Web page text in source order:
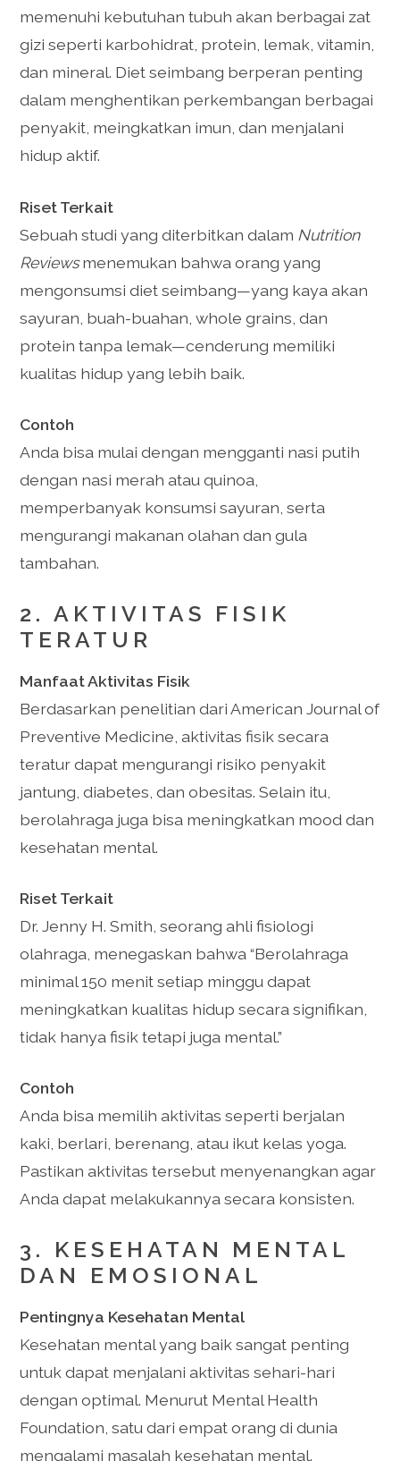
memenuhi kebutuhan tubuh akan berbagai zat
gizi seperti karbohidrat, protein, lemak, vitamin,
dan mineral. Diet seimbang berperan penting
dalam menghentikan perkembangan berbagai
penyakit, meingkatkan imun, dan menjalani
hidup aktif.
Riset Terkait
Sebuah studi yang diterbitkan dalam Nutrition
Reviewsmenemukan bahwa orang yang
mengonsumsi diet seimbang—yang kaya akan
sayuran, buah-buahan, whole grains, dan
protein tanpa lemak—cenderung memiliki
kualitas hidup yang lebih baik.
Contoh
Anda bisa mulai dengan mengganti nasi putih
dengan nasi merah atau quinoa,
memperbanyak konsumsi sayuran, serta
mengurangi makanan olahan dan gula
tambahan.
2. AKTIVITAS FISIK
TERATUR
Manfaat Aktivitas Fisik
Berdasarkan penelitian dari American Journal of
Preventive Medicine, aktivitas fisik secara
teratur dapat mengurangi risiko penyakit
jantung, diabetes, dan obesitas. Selain itu,
berolahraga juga bisa meningkatkan mood dan
kesehatan mental.
Riset Terkait
Dr. Jenny H. Smith, seorang ahli fisiologi
olahraga, menegaskan bahwa “Berolahraga
minimal 150 menit setiap minggu dapat
meningkatkan kualitas hidup secara signifikan,
tidak hanya fisik tetapi juga mental.”
Contoh
Anda bisa memilih aktivitas seperti berjalan
kaki, berlari, berenang, atau ikut kelas yoga.
Pastikan aktivitas tersebut menyenangkan agar
Anda dapat melakukannya secara konsisten.
3. KESEHATAN MENTAL
DAN EMOSIONAL
Pentingnya Kesehatan Mental
Kesehatan mental yang baik sangat penting
untuk dapat menjalani aktivitas sehari-hari
dengan optimal. Menurut Mental Health
Foundation, satu dari empat orang di dunia
mengalami masalah kesehatan mental.